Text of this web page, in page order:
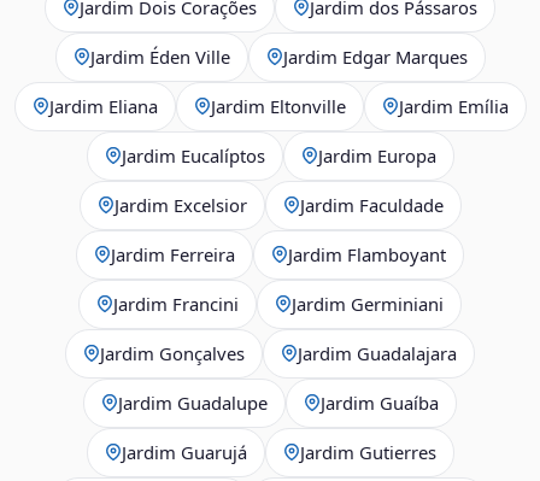
Jardim Dois Corações Jardim dos Pássaros
Jardim Éden Ville Jardim Edgar Marques
Jardim Eliana Jardim Eltonville Jardim Emília
Jardim Eucalíptos Jardim Europa
Jardim Excelsior Jardim Faculdade
Jardim Ferreira Jardim Flamboyant
Jardim Francini Jardim Germiniani
Jardim Gonçalves Jardim Guadalajara
Jardim Guadalupe Jardim Guaíba
Jardim Guarujá Jardim Gutierres